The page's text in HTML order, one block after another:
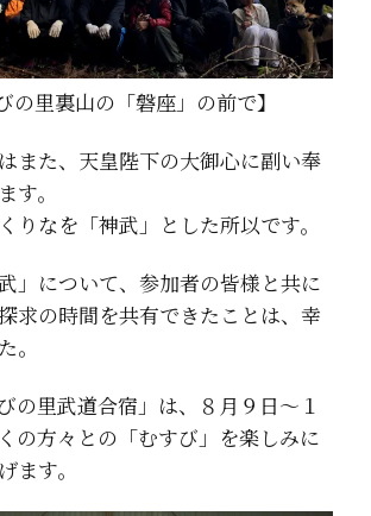
の里裏山の「磐座」の前で】
また、天皇陛下の大御心に副い奉
す。
りなを「神武」とした所以です。
」について、参加者の皆様と共に
求の時間を共有できたことは、幸
。
の里武道合宿」は、８月９日～１
の方々との「むすび」を楽しみに
ます。